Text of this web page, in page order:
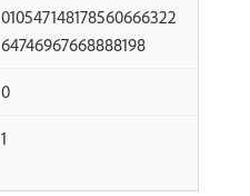
010547148178560666322
64746967668888198
0
1